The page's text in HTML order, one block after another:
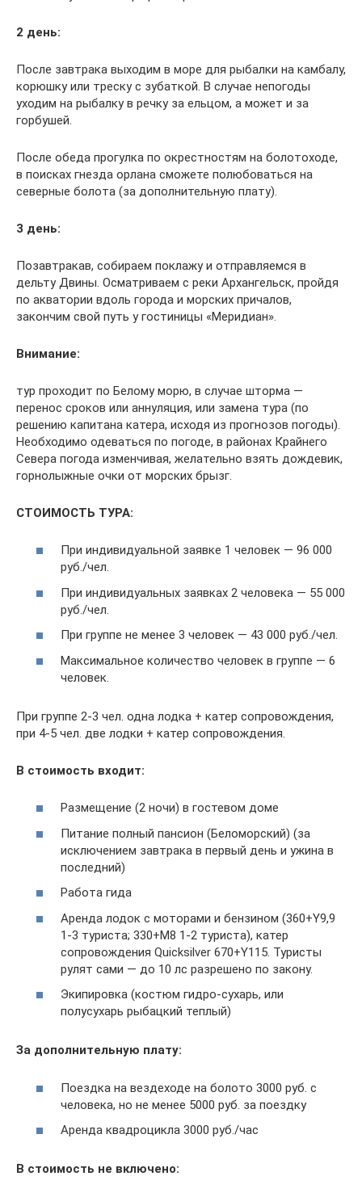
2 день:
После завтрака выходим в море для рыбалки на камбалу,
корюшку или треску с зубаткой. В случае непогоды
уходим на рыбалку в речку за ельцом, а может и за
горбушей.
После обеда прогулка по окрестностям на болотоходе,
в поисках гнезда орлана сможете полюбоваться на
северные болота (за дополнительную плату).
3 день:
Позавтракав, собираем поклажу и отправляемся в
дельту Двины. Осматриваем с реки Архангельск, пройдя
по акватории вдоль города и морских причалов,
закончим свой путь у гостиницы «Меридиан».
Внимание:
тур проходит по Белому морю, в случае шторма —
перенос сроков или аннуляция, или замена тура (по
решению капитана катера, исходя из прогнозов погоды).
Необходимо одеваться по погоде, в районах Крайнего
Севера погода изменчивая, желательно взять дождевик,
горнолыжные очки от морских брызг.
СТОИМОСТЬ ТУРА:
При индивидуальной заявке 1 человек — 96 000
руб./чел.
При индивидуальных заявках 2 человека — 55 000
руб./чел.
При группе не менее 3 человек — 43 000 руб./чел.
Максимальное количество человек в группе — 6
человек.
При группе 2-3 чел. одна лодка + катер сопровождения,
при 4-5 чел. две лодки + катер сопровождения.
В стоимость входит:
Размещение (2 ночи) в гостевом доме
Питание полный пансион (Беломорский) (за
исключением завтрака в первый день и ужина в
последний)
Работа гида
Аренда лодок с моторами и бензином (360+Y9,9
1-3 туриста; 330+M8 1-2 туриста), катер
сопровождения Quicksilver 670+Y115. Туристы
рулят сами — до 10 лс разрешено по закону.
Экипировка (костюм гидро-сухарь, или
полусухарь рыбацкий теплый)
За дополнительную плату:
Поездка на вездеходе на болото 3000 руб. с
человека, но не менее 5000 руб. за поездку
Аренда квадроцикла 3000 руб./час
В стоимость не включено: